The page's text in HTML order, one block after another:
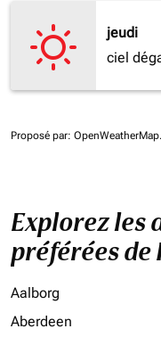
jeudi
ciel
Proposé par:
Explorez les
préférées de
Aalborg
Aberdeen